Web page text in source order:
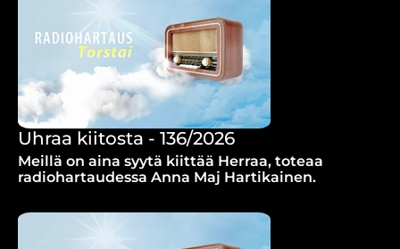
Uhraa kiitosta - 136/2026
Meillä on aina syytä kiittää Herraa, toteaa
radiohartaudessa Anna Maj Hartikainen.